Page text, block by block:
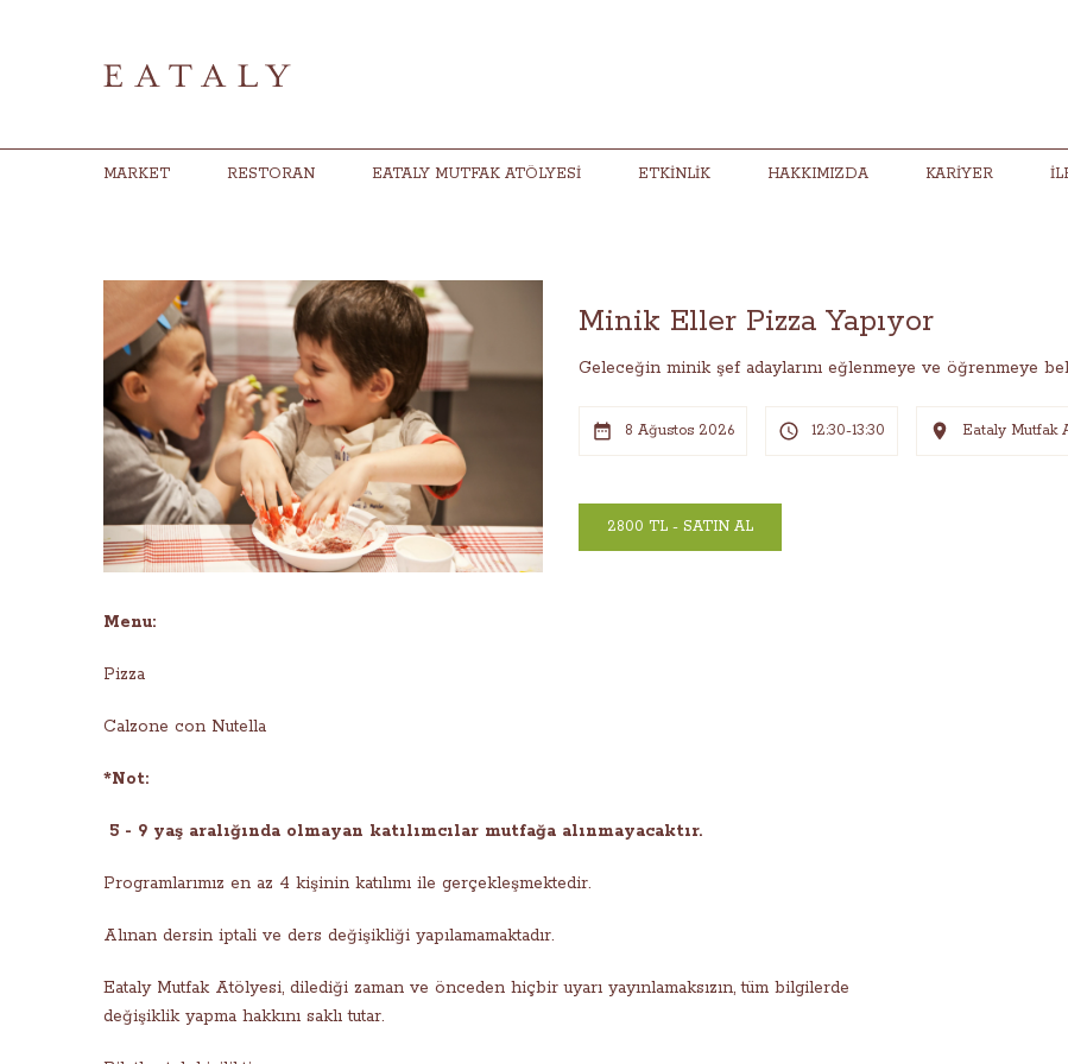
MARKET RESTORAN EATALY MUTFAK ATÖLYESI ETKINLIK HAKKIMIZDA KARIYER
Minik Eller Pizza Yapıyor
Geleceğin minik şef adaylarını eğlenmeye ve öğrenmeye
8 Ağustos 2026 12:30-13:30 Eataly Mutfak
2800 TL - SATIN AL
Menu:
Pizza
Calzone con Nutella
*Not:
5 - 9 yaş aralığında olmayan katılımcılar mutfağa alınmayacaktır.
Programlarımız en az 4 kişinin katılımı ile gerçekleşmektedir.
Alınan dersin iptali ve ders değişikliği yapılamamaktadır.
Eataly Mutfak Atölyesi, dilediği zaman ve önceden hiçbir uyarı yayınlamaksızın, tüm bilgilerde
değişiklik yapma hakkını saklı tutar.